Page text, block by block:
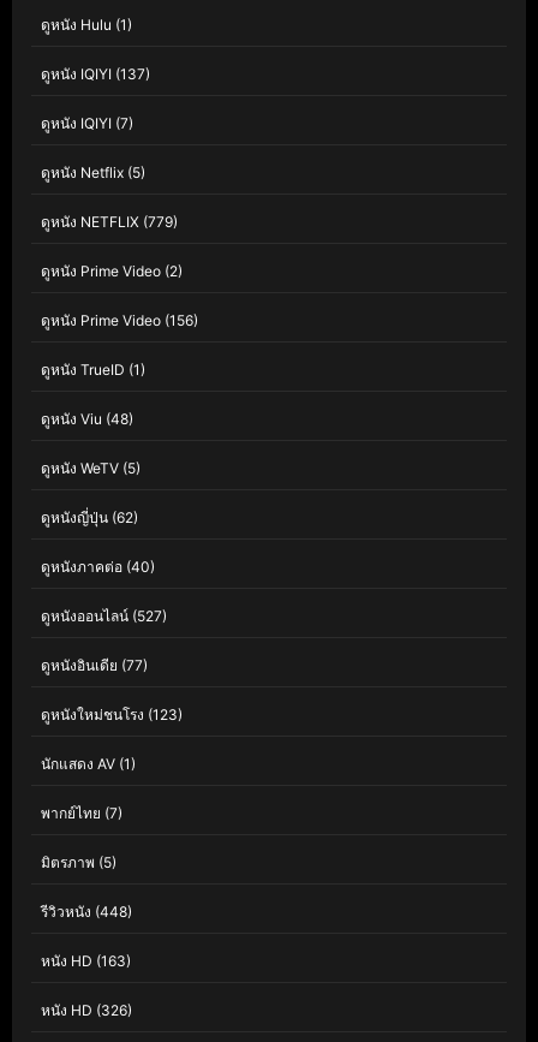
ดูหนัง Hulu (1)
ดูหนัง IQIYI (137)
ดูหนัง IQIYI (7)
ดูหนัง Netflix (5)
ดูหนัง NETFLIX (779)
ดูหนัง Prime Video (2)
ดูหนัง Prime Video (156)
ดูหนัง TrueID (1)
ดูหนัง Viu (48)
ดูหนัง WeTV (5)
ดูหนังญี่ปุ่น (62)
ดูหนังภาคต่อ (40)
ดูหนังออนไลน์ (527)
ดูหนังอินเดีย (77)
ดูหนังใหม่ชนโรง (123)
นักแสดง AV (1)
พากย์ไทย (7)
มิตรภาพ (5)
รีวิวหนัง (448)
หนัง HD (163)
หนัง HD (326)